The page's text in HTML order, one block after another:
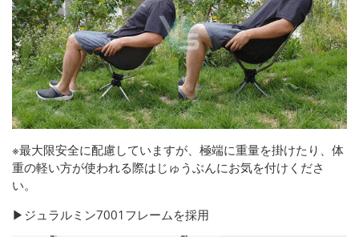
※最大限安全に配慮していますが、極端に重量を掛けたり、体
重の軽い方が使われる際はじゅうぶんにお気を付けくださ
い。
▶ジュラルミン7001フレームを採用